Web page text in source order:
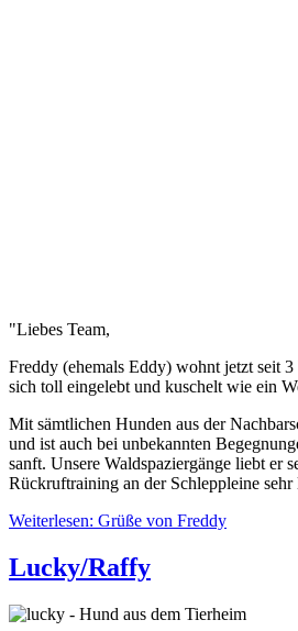
"Liebes Team,
Freddy (ehemals Eddy) wohnt jetzt seit
sich toll eingelebt und kuschelt wie ein
Mit sämtlichen Hunden aus der
und ist auch bei unbekannten
sanft. Unsere Waldspaziergänge liebt er
Rückruftraining an der Schleppleine sehr
Weiterlesen: Grüße von Freddy
Lucky/Raffy